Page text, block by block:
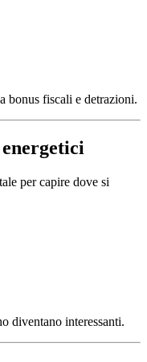
bonus fiscali e detrazioni.
per capire dove si
diventano interessanti.